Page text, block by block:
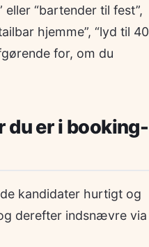
“bartender til fest”,
hjemme”, “lyd til 40
for, om du
du er i booking-
kandidater hurtigt og
derefter indsnævre via